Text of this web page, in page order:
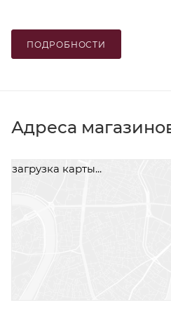
ПОДРОБНОСТИ
Адреса
загрузка карты...